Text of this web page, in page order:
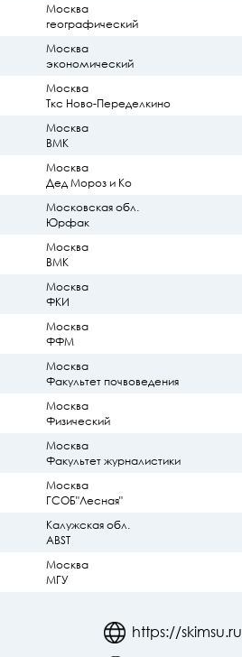
Москва
географический
Москва
экономический
Москва
Ткс Ново-Переделкино
Москва
ВМК
Москва
Дед Мороз и Ко
Московская обл.
Юрфак
Москва
ВМК
Москва
ФКИ
Москва
ФФМ
Москва
Факультет почвоведения
Москва
Физический
Москва
Факультет журналистики
Москва
ГСОБ"Лесная"
Калужская обл.
ABST
Москва
МГУ
https://skimsu.ru